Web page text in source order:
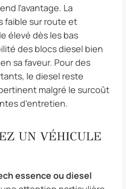
l’avantage. La
faible sur route et
élevé dès les bas
des blocs diesel bien
sa faveur. Pour des
le diesel reste
malgré le surcoût
d’entretien.
UN VÉHICULE
essence ou diesel